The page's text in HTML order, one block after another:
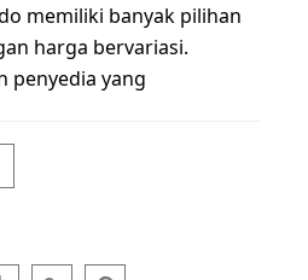
memiliki banyak pilihan
harga bervariasi.
penyedia yang